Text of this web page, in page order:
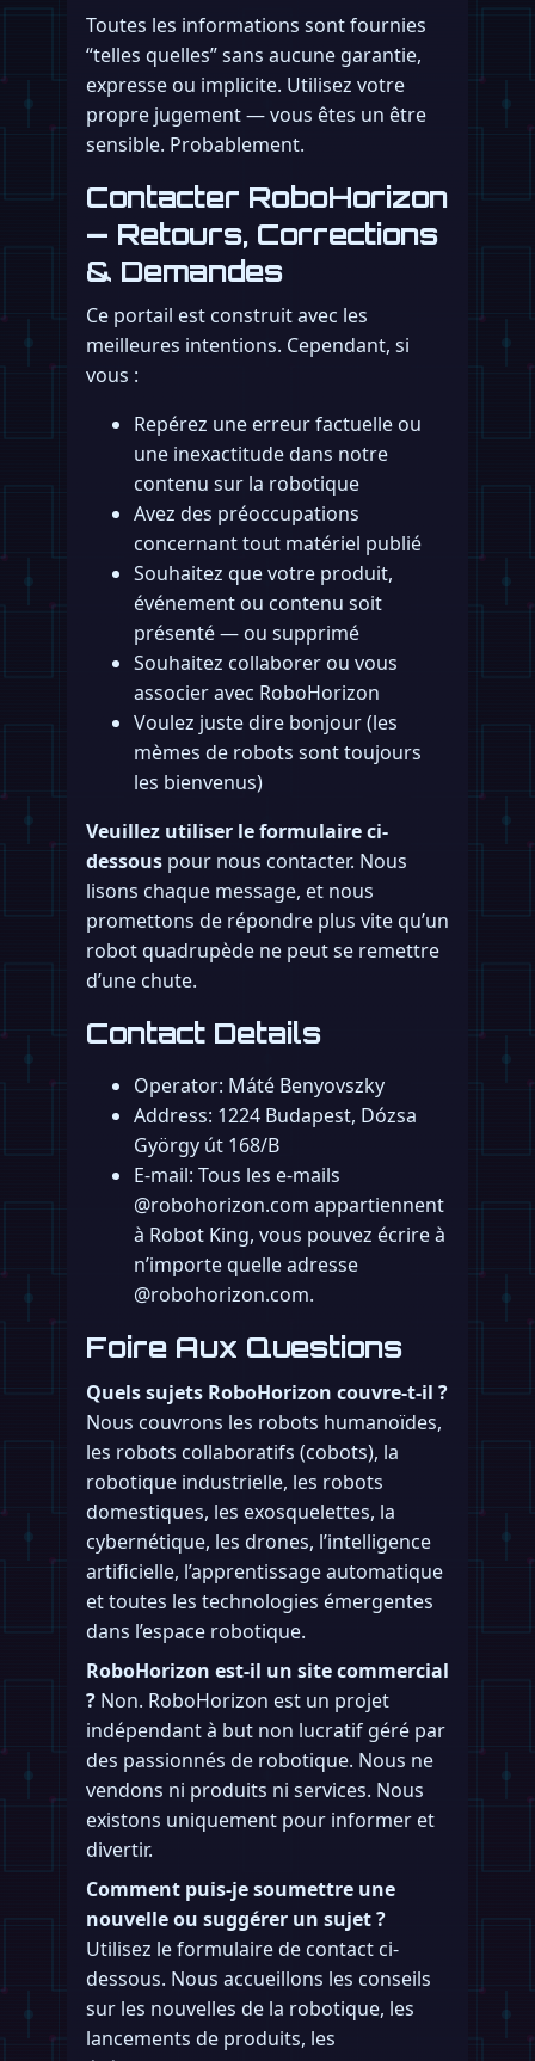
Toutes les informations sont fournies
“telles quelles” sans aucune garantie,
expresse ou implicite. Utilisez votre
propre jugement — vous êtes un être
sensible. Probablement.
Contacter RoboHorizon
— Retours, Corrections
& Demandes
Ce portail est construit avec les
meilleures intentions. Cependant, si
vous :
Repérez une erreur factuelle ou
une inexactitude dans notre
contenu sur la robotique
Avez des préoccupations
concernant tout matériel publié
Souhaitez que votre produit,
événement ou contenu soit
présenté — ou supprimé
Souhaitez collaborer ou vous
associer avec RoboHorizon
Voulez juste dire bonjour (les
mèmes de robots sont toujours
les bienvenus)
Veuillez utiliser le formulaire ci-
dessous pour nous contacter. Nous
lisons chaque message, et nous
promettons de répondre plus vite qu’un
robot quadrupède ne peut se remettre
d’une chute.
Contact Details
Operator: Máté Benyovszky
Address: 1224 Budapest, Dózsa
György út 168/B
E-mail: Tous les e-mails
@robohorizon.com appartiennent
à Robot King, vous pouvez écrire à
n’importe quelle adresse
@robohorizon.com.
Foire Aux Questions
Quels sujets RoboHorizon couvre-t-il ?
Nous couvrons les robots humanoïdes,
les robots collaboratifs (cobots), la
robotique industrielle, les robots
domestiques, les exosquelettes, la
cybernétique, les drones, l’intelligence
artificielle, l’apprentissage automatique
et toutes les technologies émergentes
dans l’espace robotique.
RoboHorizon est-il un site commercial
? Non. RoboHorizon est un projet
indépendant à but non lucratif géré par
des passionnés de robotique. Nous ne
vendons ni produits ni services. Nous
existons uniquement pour informer et
divertir.
Comment puis-je soumettre une
nouvelle ou suggérer un sujet ?
Utilisez le formulaire de contact ci-
dessous. Nous accueillons les conseils
sur les nouvelles de la robotique, les
lancements de produits, les